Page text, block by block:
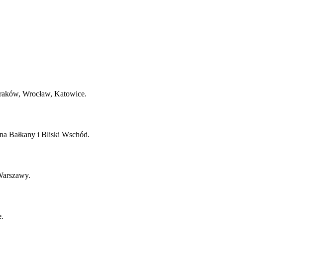
Wrocław, Katowice.
Bałkany i Bliski Wschód.